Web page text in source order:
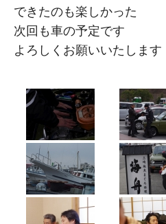
できたのも楽しかった
次回も車の予定です
よろしくお願いいたします